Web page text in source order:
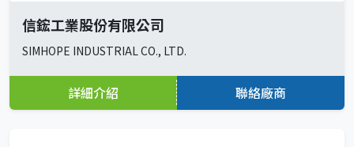
信鋐工業股份有限公司
SIMHOPE INDUSTRIAL CO., LTD.
詳細介紹 聯絡廠商